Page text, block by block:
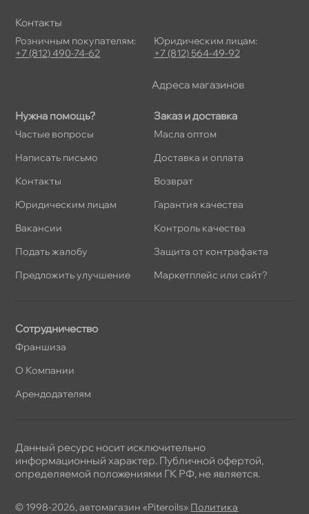
Нужна помощь?
Частые вопросы
Написать письмо
Контакты
Юридическим лицам
акансии
Подать жалобу
Предложить улучшение
Заказ и доставка
Масла оптом
Доставка и оплата
озврат
Гарантия качества
Контроль качества
Защита от контрафакта
Маркетплейс или сайт?
Сотрудничество
Франшиза
О Компании
Арендодателям
Контакты
Розничным покупателям:
+7 (812) 490-74-62
Юридическим лицам:
+7 (812) 564-49-92
Адреса магазино
© 1998-2026, автомагазин «Piteroils» Политика
Данный ресурс носит исключительно
информационный характер. Публичной офертой,
определяемой положениями ГК РФ, не является.